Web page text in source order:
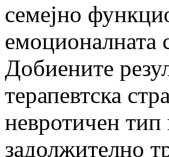
семејно
емоционалната
Добиените
терапевтска
невротичен тип
задолжително